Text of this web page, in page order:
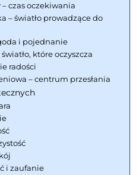
czas oczekiwania
– światło prowadzące do
i pojednanie
które oczyszcza
radości
– centrum przesłania
i zaufanie